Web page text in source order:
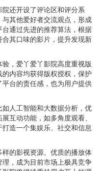
还开设了评论区和评分系
其他爱好者交流观点，形成
通过先进的推荐算法，根据
其口味的影片，提升发现新
，爱丫爱丫影院高度重视版
内容均获得版权授权，保护
台的责任感，也为用户提供
人工智能和大数据分析，优
互动功能，如多角度观看、
造一个集娱乐、社交和信息
的影视资源、优质的播放体
，成为目前市场上极具竞争